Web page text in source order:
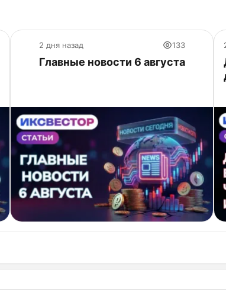
2 дня назад 133
Главные новости 6 августа